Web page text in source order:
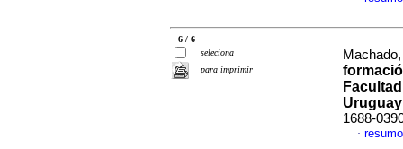
6 / 6
seleciona
para imprimir
Uruguay
1688-
·